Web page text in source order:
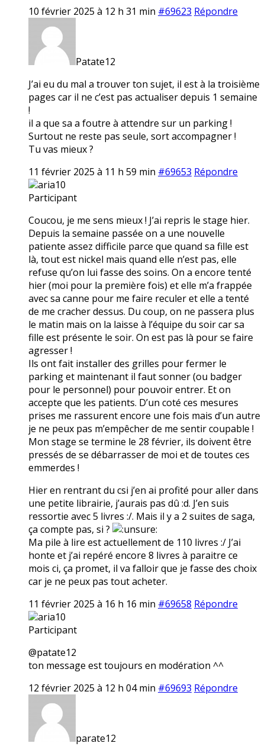
10 février 2025 à 12 h 31 min #69623 Répondre
Patate12
J’ai eu du mal a trouver ton sujet, il est à la troisième
pages car il ne c’est pas actualiser depuis 1 semaine
!
il a que sa a foutre à attendre sur un parking !
Surtout ne reste pas seule, sort accompagner !
Tu vas mieux ?
11 février 2025 à 11 h 59 min #69653 Répondre
aria10
Participant
Coucou, je me sens mieux ! J’ai repris le stage hier.
Depuis la semaine passée on a une nouvelle
patiente assez difficile parce que quand sa fille est
là, tout est nickel mais quand elle n’est pas, elle
refuse qu’on lui fasse des soins. On a encore tenté
hier (moi pour la première fois) et elle m’a frappée
avec sa canne pour me faire reculer et elle a tenté
de me cracher dessus. Du coup, on ne passera plus
le matin mais on la laisse à l’équipe du soir car sa
fille est présente le soir. On est pas là pour se faire
agresser !
Ils ont fait installer des grilles pour fermer le
parking et maintenant il faut sonner (ou badger
pour le personnel) pour pouvoir entrer. Et on
accepte que les patients. D’un coté ces mesures
prises me rassurent encore une fois mais d’un autre
je ne peux pas m’empêcher de me sentir coupable !
Mon stage se termine le 28 février, ils doivent être
pressés de se débarrasser de moi et de toutes ces
emmerdes !
Hier en rentrant du csi j’en ai profité pour aller dans
une petite librairie, j’aurais pas dû :d. J’en suis
ressortie avec 5 livres :/. Mais il y a 2 suites de saga,
ça compte pas, si ?
Ma pile à lire est actuellement de 110 livres :/ J’ai
honte et j’ai repéré encore 8 livres à paraitre ce
mois ci, ça promet, il va falloir que je fasse des choix
car je ne peux pas tout acheter.
11 février 2025 à 16 h 16 min #69658 Répondre
aria10
Participant
@patate12
ton message est toujours en modération ^^
12 février 2025 à 12 h 04 min #69693 Répondre
parate12